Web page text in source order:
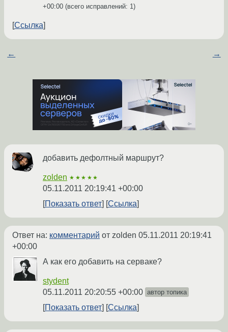
+00:00 (всего исправлений: 1)
Ссылка
← →
добавить дефолтный маршрут?
zolden ★★★★★
05.11.2011 20:19:41 +00:00
Показать ответ
Ссылка
Ответ на: комментарий от zolden 05.11.2011 20:19:41
+00:00
А как его добавить на серваке?
stydent
05.11.2011 20:20:55 +00:00 автор топика
Показать ответ Ссылка